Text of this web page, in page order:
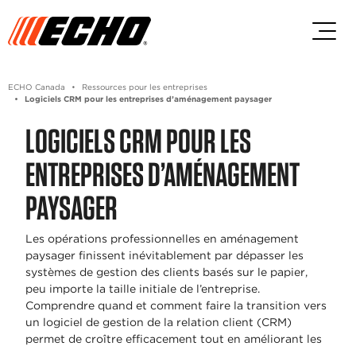
ECHO Canada
Ressources pour les entreprises
Logiciels CRM pour les entreprises d’aménagement paysager
LOGICIELS CRM POUR LES
ENTREPRISES D’AMÉNAGEMENT
PAYSAGER
Les opérations professionnelles en aménagement
paysager finissent inévitablement par dépasser les
systèmes de gestion des clients basés sur le papier,
peu importe la taille initiale de l’entreprise.
Comprendre quand et comment faire la transition vers
un logiciel de gestion de la relation client (CRM)
permet de croître efficacement tout en améliorant les